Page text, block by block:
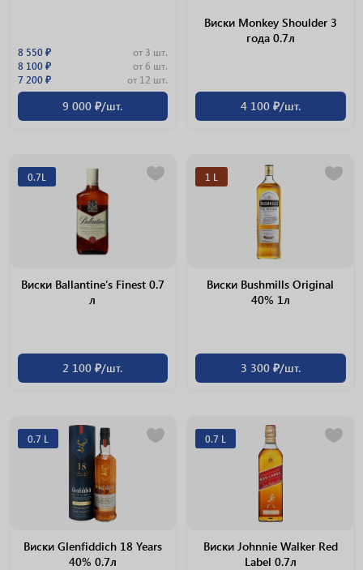
8 550 ₽
от 3 шт.
8 100 ₽
от 6 шт.
7 200 ₽
от 12 шт.
9 000 ₽/шт.
Виски Monkey Shoulder 3
года 0.7л
4 100 ₽/шт.
0.7L
Виски Ballantine’s Finest 0.7
л
2 100 ₽/шт.
1 L
Виски Bushmills Original
40% 1л
3 300 ₽/шт.
0.7 L
Виски Glenfiddich 18 Years
40% 0.7л
0.7 L
Виски Johnnie Walker Red
Label 0.7л